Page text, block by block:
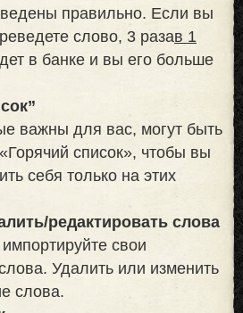
правильно. Если вы
слово, 3 разав 1
в банке и вы его больше
важны для вас, могут быть
список», чтобы вы
себя только на этих
редактировать слова
свои
Удалить или изменить
слова.